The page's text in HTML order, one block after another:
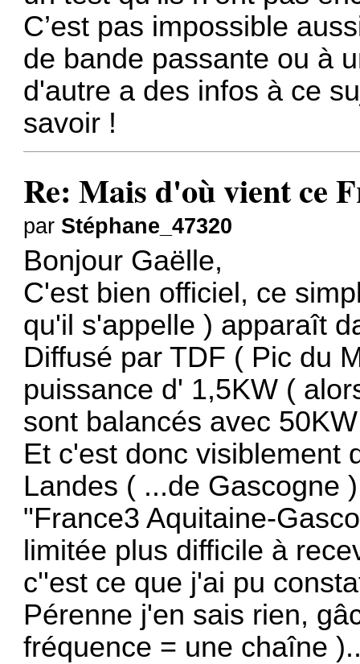
C’est pas impossible
de bande passante ou à
d'autre a des infos à ce
savoir !
Re: Mais d'où vient ce
par Stéphane_47320
Bonjour Gaëlle,
C'est bien officiel, ce
qu'il s'appelle ) apparaît
Diffusé par TDF ( Pic du
puissance d' 1,5KW (
sont balancés avec
Et c'est donc visiblement
Landes ( ...de Gascogne
"France3 Aquitaine-
limitée plus difficile à
c''est ce que j'ai pu
Pérenne j'en sais rien,
fréquence = une chaîne